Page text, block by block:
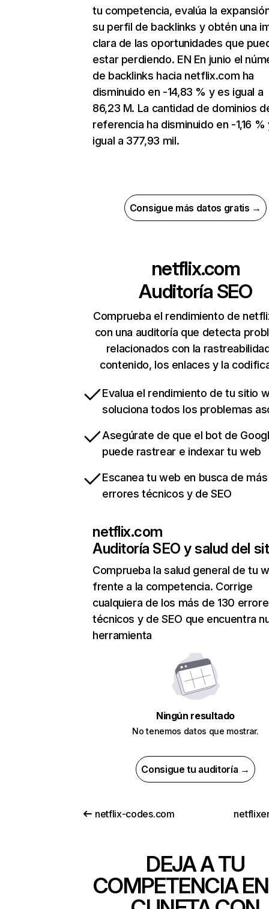
tu competencia, evalúa la
su perfil de backlinks y obtén una
clara de las oportunidades que
estar perdiendo. EN En junio el
de backlinks hacia netflix.com ha
disminuido en -14,83 % y es igual a
86,23 M. La cantidad de dominios
referencia ha disminuido en -1,16 %
igual a 377,93 mil.
Consigue más datos gratis →
netflix.com
Auditoría SEO
Comprueba el rendimiento de
con una auditoría que detecta
relacionados con la
contenido, los enlaces y la
Evalua el rendimiento de tu sitio
soluciona todos los problemas
Asegúrate de que el bot de
puede rastrear e indexar tu web
Escanea tu web en busca de
errores técnicos y de SEO
netflix.com
Auditoría SEO y salud del
Comprueba la salud general de tu
frente a la competencia. Corrige
cualquiera de los más de 130
técnicos y de SEO que encuentra
herramienta
Ningún resultado
No tenemos datos que mostrar.
Consigue tu auditoría →
netflix-codes.com
DEJA A TU
COMPETENCIA